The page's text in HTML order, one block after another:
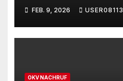
FEB. 9, 2026
OKV NACHRUF